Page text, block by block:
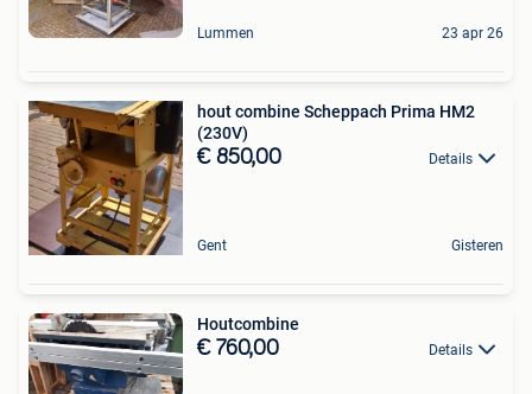
Lummen 23 apr 26
hout combine Scheppach Prima HM2
(230V)
€ 850,00 Details
Gent Gisteren
Houtcombine
€ 760,00 Details